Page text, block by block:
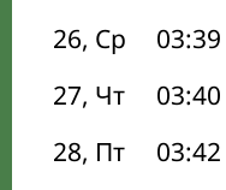
26, Ср
03:39
27, Чт
03:40
28, Пт
03:42